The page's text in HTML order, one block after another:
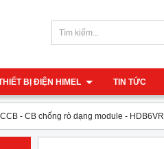
BỊ ĐIỆN HIMEL TIN TỨC
- CB chống rò dạng module - HDB6VR